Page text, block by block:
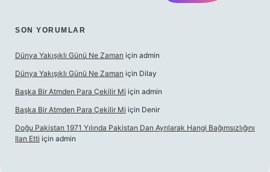
SON YORUMLAR
Dünya Yakışıklı Günü Ne Zaman için admin
Dünya Yakışıklı Günü Ne Zaman için Dilay
Başka Bir Atmden Para Çekilir Mi için admin
Başka Bir Atmden Para Çekilir Mi için Denir
Doğu Pakistan 1971 Yılında Pakistan Dan Ayrılarak Hangi Bağımsızlığını
Ilan Etti için admin